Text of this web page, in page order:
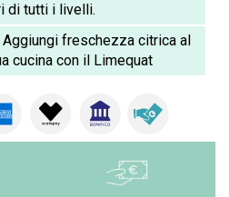
di tutti i livelli.
freschezza citrica al
cucina con il Limequat